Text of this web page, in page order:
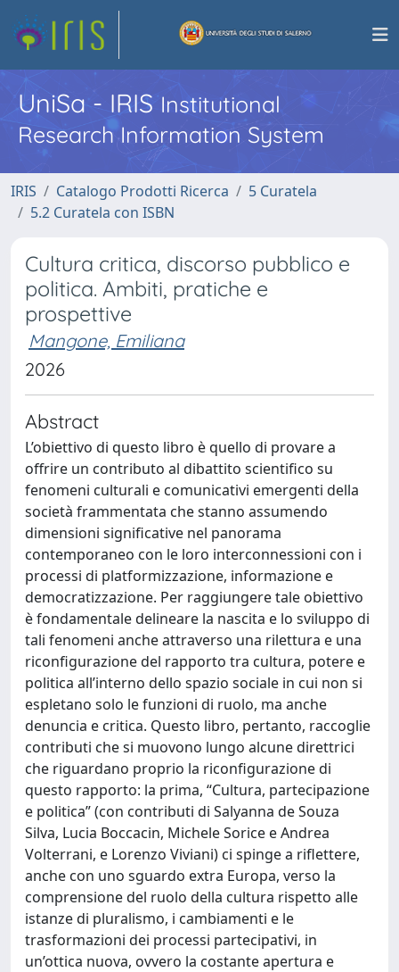
UniSa - IRISInstitutional
Research Information System
IRIS Catalogo Prodotti Ricerca
5 Curatela
5.2 Curatela con ISBN
Cultura critica, discorso pubblico e
politica. Ambiti, pratiche e
prospettive
Mangone, Emiliana
2026
Abstract
L’obiettivo di questo libro è quello di provare a
offrire un contributo al dibattito scientifico su
fenomeni culturali e comunicativi emergenti della
società frammentata che stanno assumendo
dimensioni significative nel panorama
contemporaneo con le loro interconnessioni con i
processi di platformizzazione, informazione e
democratizzazione. Per raggiungere tale obiettivo
è fondamentale delineare la nascita e lo sviluppo di
tali fenomeni anche attraverso una rilettura e una
riconfigurazione del rapporto tra cultura, potere e
politica all’interno dello spazio sociale in cui non si
espletano solo le funzioni di ruolo, ma anche
denuncia e critica. Questo libro, pertanto, raccoglie
contributi che si muovono lungo alcune direttrici
che riguardano proprio la riconfigurazione di
questo rapporto: la prima, “Cultura, partecipazione
e politica” (con contributi di Salyanna de Souza
Silva, Lucia Boccacin, Michele Sorice e Andrea
Volterrani, e Lorenzo Viviani) ci spinge a riflettere,
anche con uno sguardo extra Europa, verso la
comprensione del ruolo della cultura rispetto alle
istanze di pluralismo, i cambiamenti e le
trasformazioni dei processi partecipativi, in
un’ottica nuova, ovvero la costante apertura e